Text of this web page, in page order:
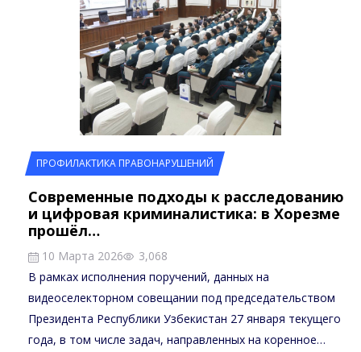
ПРОФИЛАКТИКА ПРАВОНАРУШЕНИЙ
Современные подходы к расследованию
и цифровая криминалистика: в Хорезме
прошёл…
10 Марта 2026
3,068
В рамках исполнения поручений, данных на
видеоселекторном совещании под председательством
Президента Республики Узбекистан 27 января текущего
года, в том числе задач, направленных на коренное…